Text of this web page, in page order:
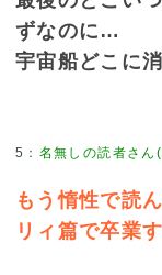
ずなのに…
宇宙船どこに
5 ： 名無しの読者さん
もう惰性で読
リィ篇で卒業